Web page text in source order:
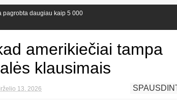
daugiau kaip 5 000
amerikiečiai tampa
klausimais
13, 2026